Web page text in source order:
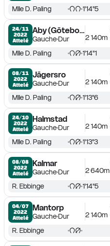
Mlle D. Paling 1'14''5
24/11
2022
Attelé
Aby (Göteborg)
GaucheDur
2 140m
Mlle D. Paling 1'14''1
08/11
2022
Attelé
Jägersro
GaucheDur
2 140m
Mlle D. Paling 1'13''6
24/10
2022
Attelé
Halmstad
GaucheDur
2 140m
Mlle D. Paling 1'13''3
08/08
2022
Attelé
Kalmar
GaucheDur
2 640m
R. Ebbinge 1'14''5
04/07
2022
Attelé
Mantorp
GaucheDur
2 140m
R. Ebbinge